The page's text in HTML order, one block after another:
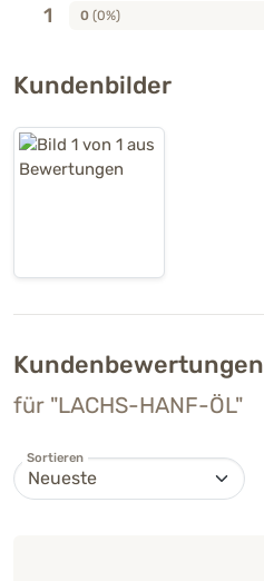
1 0 (0%)
Kundenbilder
Kundenbewertungen
für "LACHS-HANF-ÖL"
Sortieren